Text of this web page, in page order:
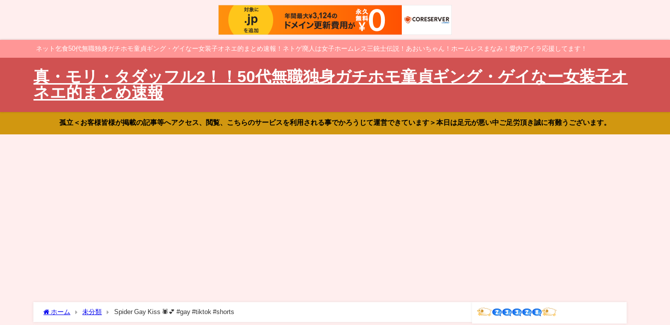
ネット乞食50代無職独身ガチホモ童貞ギング・ゲイなー女装子オネエ的まとめ速報！ネトゲ廃人は女子ホームレス三銃士伝説！あおいちゃん！ホームレスまなみ！愛内アイラ応援してます！
真・モリ・タダッフル2！！50代無職独身ガチホモ童貞ギング・ゲイなー女装子オ
ネエ的まとめ速報
孤立＜お客様皆様が掲載の記事等へアクセス、閲覧、こちらのサービスを利用される事でかろうじて運営できています＞本日は足元が悪い中ご足労頂き誠に有難うございます。
ホーム 未分類 Spider Gay Kiss 🕷️💕 #gay #tiktok #shorts